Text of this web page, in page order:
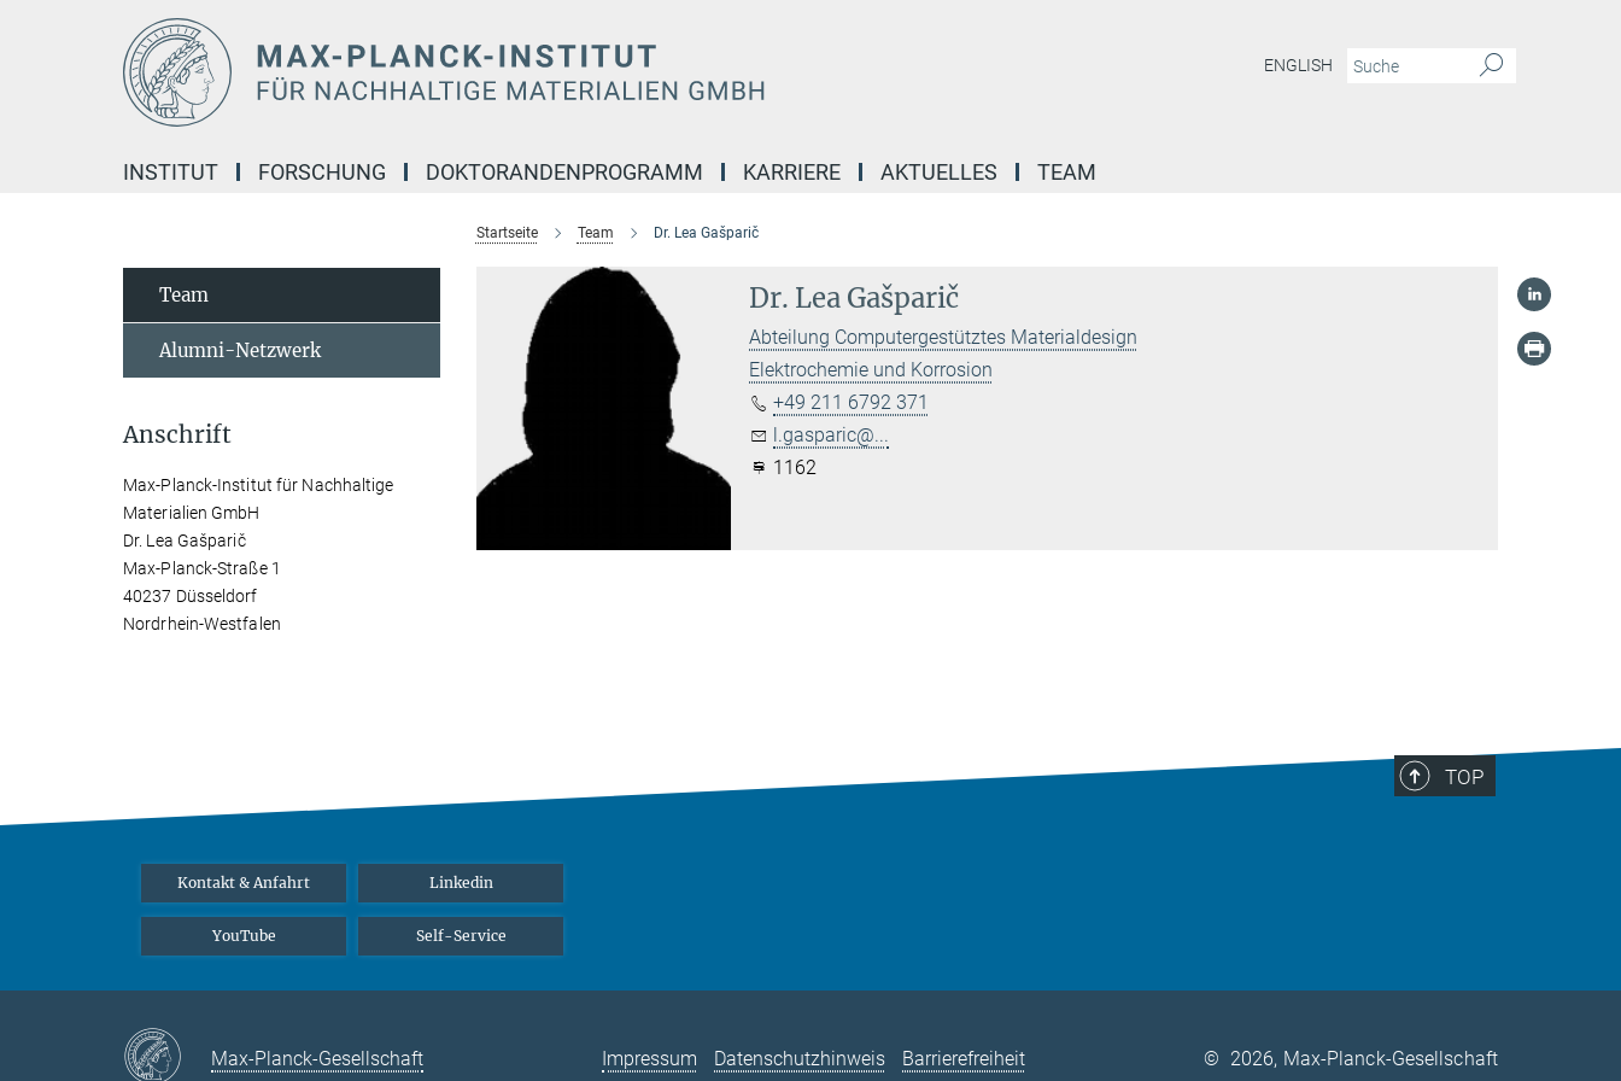
ENGLISH
INSTITUT FORSCHUNG DOKTORANDENPROGRAMM KARRIERE AKTUELLES TEAM
Startseite Team Dr. Lea Gašparič
Dr. Lea Gašparič
Abteilung Computergestütztes Materialdesign
Elektrochemie und Korrosion
+49 211 6792 371
l.gasparic@...
1162
Team
Alumni-Netzwerk
Anschrift
Max-Planck-Institut für Nachhaltige
Materialien GmbH
Dr. Lea Gašparič
Max-Planck-Straße 1
40237 Düsseldorf
Nordrhein-Westfalen
TOP
Kontakt & Anfahrt Linkedin
YouTube Self-Service
Max-Planck-Gesellschaft Impressum Datenschutzhinweis Barrierefreiheit © 2026, Max-Planck-Gesellschaft